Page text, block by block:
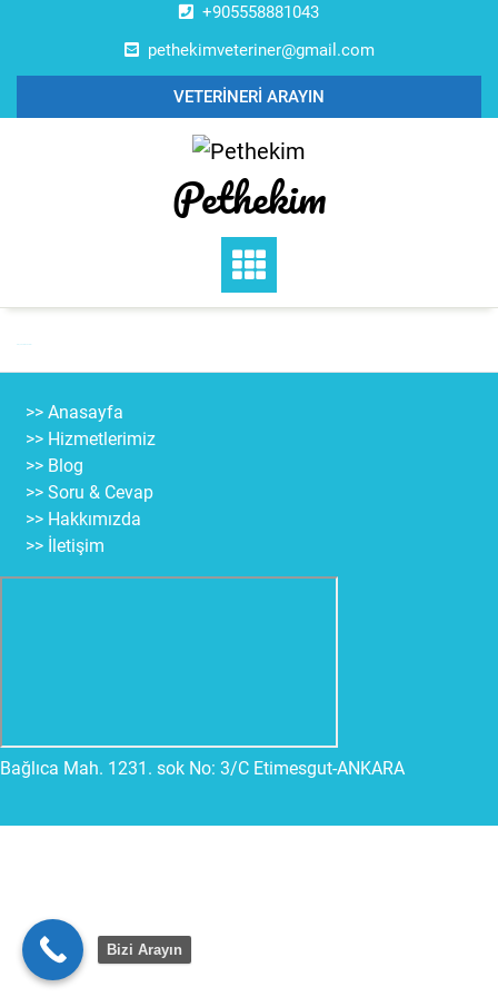
+905558881043
pethekimveteriner@gmail.com
VETERİNERİ ARAYIN
Pethekim
>> Anasayfa
>> Hizmetlerimiz
>> Blog
>> Soru & Cevap
>> Hakkımızda
>> İletişim
Bağlıca Mah. 1231. sok No: 3/C Etimesgut-ANKARA
Bizi Arayın